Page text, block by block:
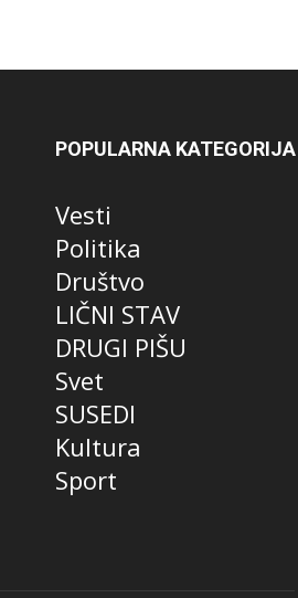
POPULARNA KATEGORIJA
Vesti
Politika
Društvo
LIČNI STAV
DRUGI PIŠU
Svet
SUSEDI
Kultura
Sport